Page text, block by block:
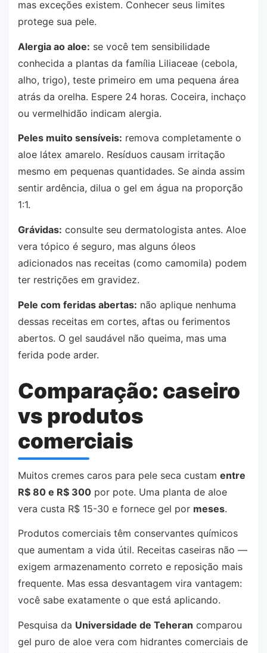
mas exceções existem. Conhecer seus limites
protege sua pele.
Alergia ao aloe: se você tem sensibilidade
conhecida a plantas da família Liliaceae (cebola,
alho, trigo), teste primeiro em uma pequena área
atrás da orelha. Espere 24 horas. Coceira, inchaço
ou vermelhidão indicam alergia.
Peles muito sensíveis: remova completamente o
aloe látex amarelo. Resíduos causam irritação
mesmo em pequenas quantidades. Se ainda assim
sentir ardência, dilua o gel em água na proporção
1:1.
Grávidas: consulte seu dermatologista antes. Aloe
vera tópico é seguro, mas alguns óleos
adicionados nas receitas (como camomila) podem
ter restrições em gravidez.
Pele com feridas abertas: não aplique nenhuma
dessas receitas em cortes, aftas ou ferimentos
abertos. O gel saudável não queima, mas uma
ferida pode arder.
Comparação: caseiro
vs produtos
comerciais
Muitos cremes caros para pele seca custam entre
R$ 80 e R$ 300 por pote. Uma planta de aloe
vera custa R$ 15-30 e fornece gel por meses.
Produtos comerciais têm conservantes químicos
que aumentam a vida útil. Receitas caseiras não —
exigem armazenamento correto e reposição mais
frequente. Mas essa desvantagem vira vantagem:
você sabe exatamente o que está aplicando.
Pesquisa da Universidade de Teheran comparou
gel puro de aloe vera com hidrantes comerciais de